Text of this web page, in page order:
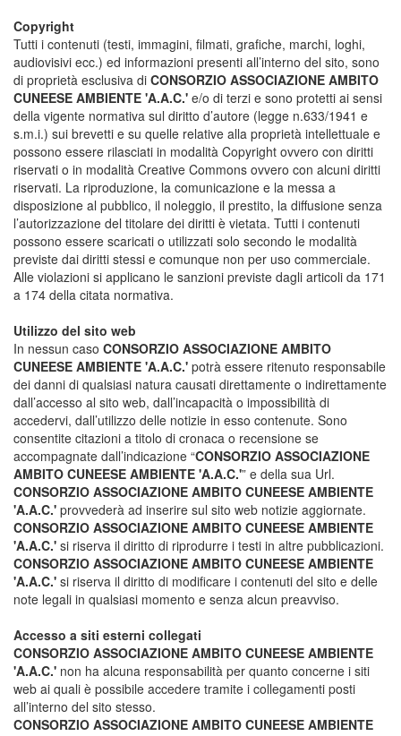
Copyright
Tutti i contenuti (testi, immagini, filmati, grafiche, marchi, loghi,
audiovisivi ecc.) ed informazioni presenti all’interno del sito, sono
di proprietà esclusiva di CONSORZIO ASSOCIAZIONE AMBITO
CUNEESE AMBIENTE 'A.A.C.' e/o di terzi e sono protetti ai sensi
della vigente normativa sul diritto d’autore (legge n.633/1941 e
s.m.i.) sui brevetti e su quelle relative alla proprietà intellettuale e
possono essere rilasciati in modalità Copyright ovvero con diritti
riservati o in modalità Creative Commons ovvero con alcuni diritti
riservati. La riproduzione, la comunicazione e la messa a
disposizione al pubblico, il noleggio, il prestito, la diffusione senza
l’autorizzazione del titolare dei diritti è vietata. Tutti i contenuti
possono essere scaricati o utilizzati solo secondo le modalità
previste dai diritti stessi e comunque non per uso commerciale.
Alle violazioni si applicano le sanzioni previste dagli articoli da 171
a 174 della citata normativa.
Utilizzo del sito web
In nessun caso CONSORZIO ASSOCIAZIONE AMBITO
CUNEESE AMBIENTE 'A.A.C.' potrà essere ritenuto responsabile
dei danni di qualsiasi natura causati direttamente o indirettamente
dall’accesso al sito web, dall’incapacità o impossibilità di
accedervi, dall’utilizzo delle notizie in esso contenute. Sono
consentite citazioni a titolo di cronaca o recensione se
accompagnate dall’indicazione “CONSORZIO ASSOCIAZIONE
AMBITO CUNEESE AMBIENTE 'A.A.C.'” e della sua Url.
CONSORZIO ASSOCIAZIONE AMBITO CUNEESE AMBIENTE
'A.A.C.' provvederà ad inserire sul sito web notizie aggiornate.
CONSORZIO ASSOCIAZIONE AMBITO CUNEESE AMBIENTE
'A.A.C.' si riserva il diritto di riprodurre i testi in altre pubblicazioni.
CONSORZIO ASSOCIAZIONE AMBITO CUNEESE AMBIENTE
'A.A.C.' si riserva il diritto di modificare i contenuti del sito e delle
note legali in qualsiasi momento e senza alcun preavviso.
Accesso a siti esterni collegati
CONSORZIO ASSOCIAZIONE AMBITO CUNEESE AMBIENTE
'A.A.C.' non ha alcuna responsabilità per quanto concerne i siti
web ai quali è possibile accedere tramite i collegamenti posti
all’interno del sito stesso.
CONSORZIO ASSOCIAZIONE AMBITO CUNEESE AMBIENTE